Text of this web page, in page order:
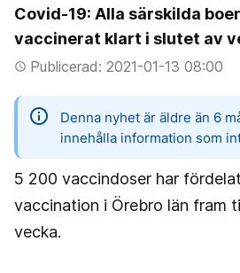
Covid-19: Alla särskilda
vaccinerat klart i slutet av
access_timePublicerad: 2021-01-13 08:00
information
Denna nyhet är äldre än 6
innehålla information som
5 200 vaccindoser har
vaccination i Örebro län fram
vecka.